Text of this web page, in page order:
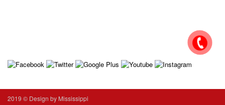
2019 © Design by Mississippi